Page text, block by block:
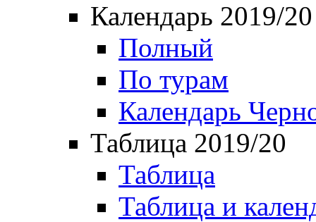
Календарь 2019/20
Полный
По турам
Календарь
Таблица 2019/20
Таблица
Таблица и